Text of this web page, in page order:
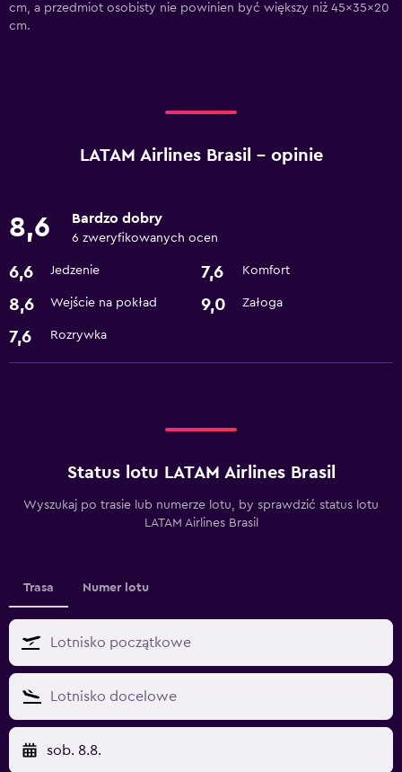
cm, a przedmiot osobisty nie powinien być większy niż 45x35x20
cm.
LATAM Airlines Brasil – opinie
8,6 Bardzo dobry
6 zweryfikowanych ocen
6,6 Jedzenie 7,6 Komfort
8,6 Wejście na pokład 9,0 Załoga
7,6 Rozrywka
Status lotu LATAM Airlines Brasil
Wyszukaj po trasie lub numerze lotu, by sprawdzić status lotu
LATAM Airlines Brasil
Trasa Numer lotu
sob. 8.8.